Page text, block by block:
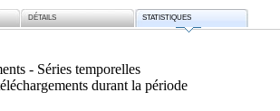
DÉTAILS STATISTIQUES